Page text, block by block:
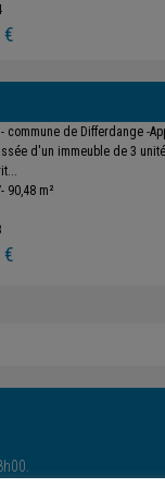
commune de Differdange -
d'un immeuble de 3
90,48 m²
€